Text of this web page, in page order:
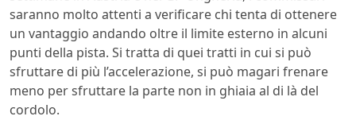
saranno molto attenti a verificare chi tenta di ottenere
un vantaggio andando oltre il limite esterno in alcuni
punti della pista. Si tratta di quei tratti in cui si può
sfruttare di più l’accelerazione, si può magari frenare
meno per sfruttare la parte non in ghiaia al di là del
cordolo.